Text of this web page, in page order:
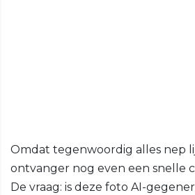
Omdat tegenwoordig alles nep
ontvanger nog even een snelle
De vraag: is deze foto AI-